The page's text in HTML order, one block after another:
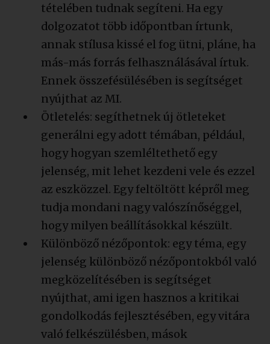
tételében tudnak segíteni. Ha egy
dolgozatot több időpontban írtunk,
annak stílusa kissé el fog ütni, pláne, ha
más-más forrás felhasználásával írtuk.
Ennek összefésülésében is segítséget
nyújthat az MI.
Ötletelés: segíthetnek új ötleteket
generálni egy adott témában, például,
hogy hogyan szemléltethető egy
jelenség, mit lehet kezdeni vele és ezzel
az eszközzel. Egy feltöltött képről meg
tudja mondani nagy valószínőséggel,
hogy milyen beállításokkal készült.
Különböző nézőpontok: egy téma, egy
jelenség különböző nézőpontokból való
megközelítésében is segítséget
nyújthat, ami igen hasznos a kritikai
gondolkodás fejlesztésében, egy vitára
való felkészülésben, mások